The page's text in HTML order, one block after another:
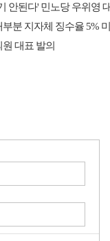
안된다' 민노당 우위영
분 지자체 징수율 5%
대표 발의